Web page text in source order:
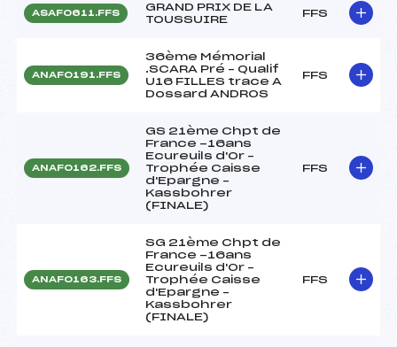
ASAF0611.FFS
GRAND PRIX DE LA
TOUSSUIRE
FFS
ANAF0191.FFS
36ème Mémorial
.SCARA Pré – Qualif
U16 FILLES trace A
Dossard ANDROS
FFS
ANAF0162.FFS
GS 21ème Chpt de
France -16ans
Ecureuils d'Or –
Trophée Caisse
d'Epargne –
Kassbohrer
(FINALE)
FFS
ANAF0163.FFS
SG 21ème Chpt de
France -16ans
Ecureuils d'Or –
Trophée Caisse
d'Epargne –
Kassbohrer
(FINALE)
FFS